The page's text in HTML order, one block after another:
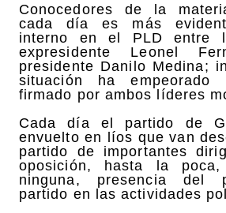
Conocedores de la
cada día es más
interno en el PLD entre
expresidente Leonel
presidente Danilo Medina;
situación ha
firmado por ambos líderes
Cada día el partido de
envuelto en líos que van
partido de importantes
oposición, hasta la
ninguna, presencia del
partido en las actividades